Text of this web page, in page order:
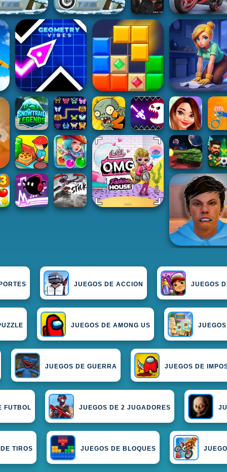
JUEGOS DE ACCION JUEGOS
JUEGOS DE AMONG US
JUEGOS DE GUERRA JUEGOS DE
FUTBOL JUEGOS DE 2 JUGADORES
TIROS JUEGOS DE BLOQUES